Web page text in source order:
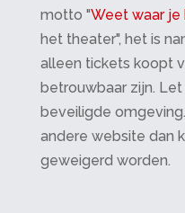
motto "Weet waar je
het theater", het is
alleen tickets koopt
betrouwbaar zijn.
beveiligde
andere website dan
geweigerd worden.